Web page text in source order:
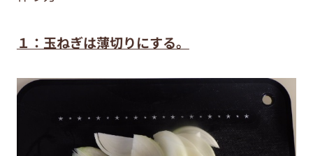
１：玉ねぎは薄切りにする。